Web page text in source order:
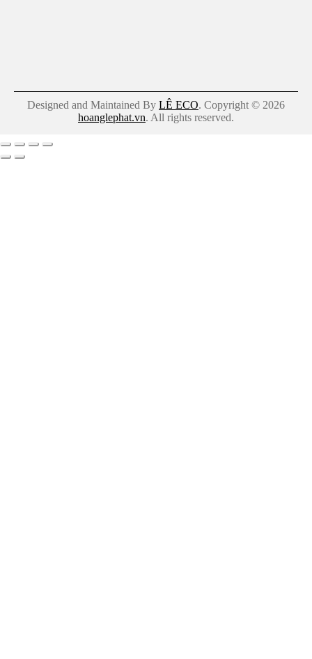
Designed and Maintained By LÊ ECO. Copyright © 2026
hoanglephat.vn. All rights reserved.